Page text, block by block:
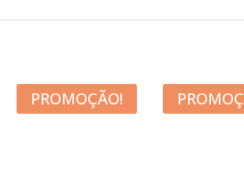
PROMOÇÃO!